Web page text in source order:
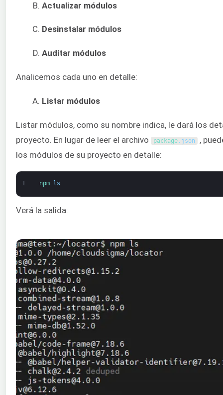
Actualizar módulos
Desinstalar módulos
Auditar módulos
Analicemos cada uno en detalle:
Listar módulos
Listar módulos, como su nombre indica, le dará los
proyecto. En lugar de leer el archivo
package. json ,
los módulos de su proyecto en detalle:
1 npm ls
Verá la salida: